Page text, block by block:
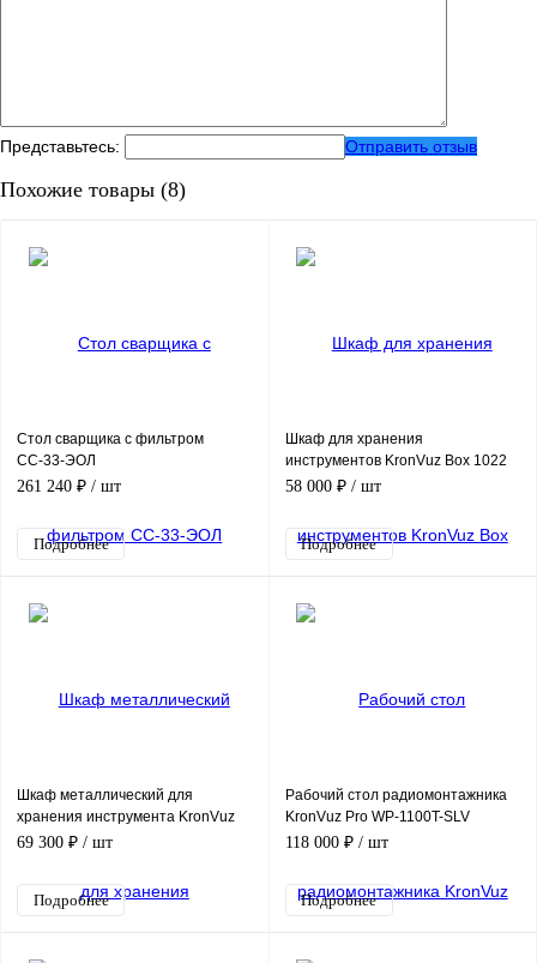
Представьтесь: Отправить отзыв
Похожие товары (8)
Стол сварщика с фильтром
СС-33-ЭОЛ
261 240 ₽ / шт
Подробнее
Шкаф для хранения
инструментов KronVuz Box 1022
58 000 ₽ / шт
Подробнее
Шкаф металлический для
хранения инструмента KronVuz
Box 1222
69 300 ₽ / шт
Подробнее
Рабочий стол радиомонтажника
KronVuz Pro WP-1100T-SLV
118 000 ₽ / шт
Подробнее